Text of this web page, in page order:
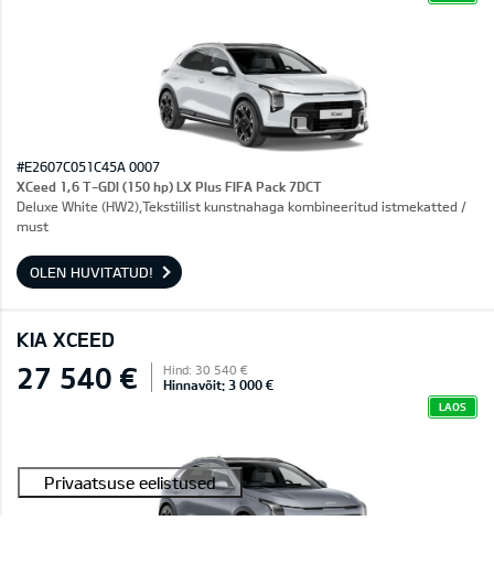
#E2607C051C45A 0007
XCeed 1,6 T-GDI (150 hp) LX Plus FIFA Pack 7DCT
Deluxe White (HW2),Tekstiilist kunstnahaga kombineeritud istmekatted /
must
OLEN HUVITATUD!
KIA XCEED
27 540 € Hind: 30 540 €
Hinnavõit: 3 000 €
LAOS